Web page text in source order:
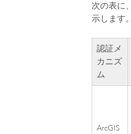
次の表に
示します。
認証メ
カニズ
ム
ArcGIS